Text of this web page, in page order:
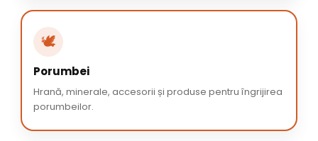
🕊️
Porumbei
Hrană, minerale, accesorii și produse pentru îngrijirea
porumbeilor.